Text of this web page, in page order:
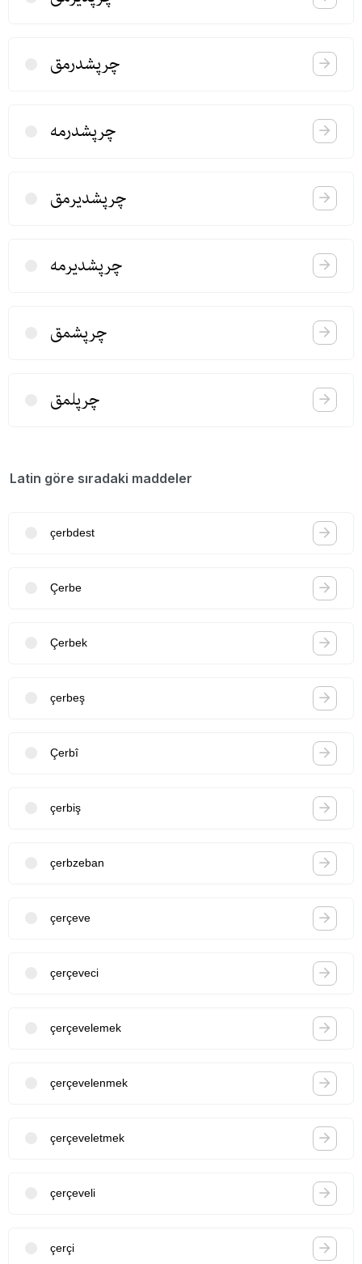
چرپشدرمق
چرپشدرمه
چرپشدیرمق
چرپشدیرمه
چرپشمق
چرپلمق
Latin göre sıradaki maddeler
çerbdest
Çerbe
Çerbek
çerbeş
Çerbî
çerbiş
çerbzeban
çerçeve
çerçeveci
çerçevelemek
çerçevelenmek
çerçeveletmek
çerçeveli
çerçi